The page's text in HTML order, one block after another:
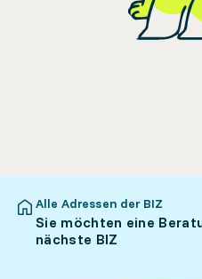
Alle Adressen der BIZ
Sie möchten eine
nächste BIZ